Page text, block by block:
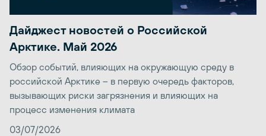
Дайджест новостей о Российской
Арктике. Май 2026
Обзор событий, влияющих на окружающую среду в
российской Арктике – в первую очередь факторов,
вызывающих риски загрязнения и влияющих на
процесс изменения климата
03/07/2026